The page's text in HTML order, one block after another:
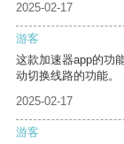
2025-02-17
游客
这款加速器app的功
动切换线路的功能。
2025-02-17
游客